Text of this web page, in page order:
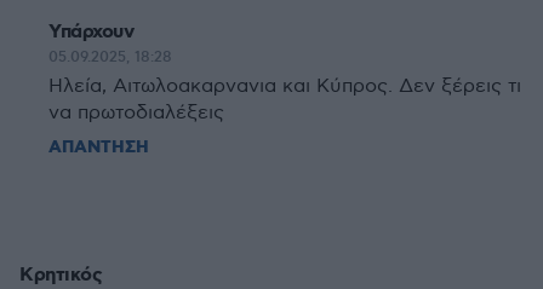
Υπάρχουν
05.09.2025, 18:28
Ηλεία, Αιτωλοακαρνανια και Κύπρος. Δεν ξέρεις τι
να πρωτοδιαλέξεις
ΑΠΑΝΤΗΣΗ
Κρητικός